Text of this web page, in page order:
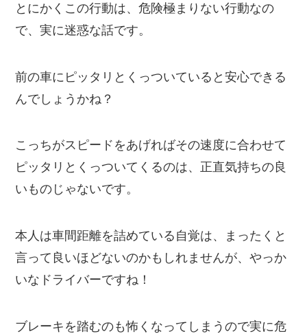
とにかくこの行動は、危険極まりない行動なの
で、実に迷惑な話です。
前の車にピッタリとくっついていると安心できる
んでしょうかね？
こっちがスピードをあげればその速度に合わせて
ピッタリとくっついてくるのは、正直気持ちの良
いものじゃないです。
本人は車間距離を詰めている自覚は、まったくと
言って良いほどないのかもしれませんが、やっか
いなドライバーですね！
ブレーキを踏むのも怖くなってしまうので実に危